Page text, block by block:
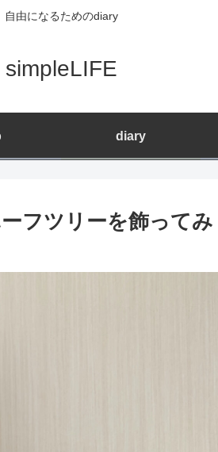
自由になるためのdiary
simpleLIFE
diary
フツリーを飾ってみ